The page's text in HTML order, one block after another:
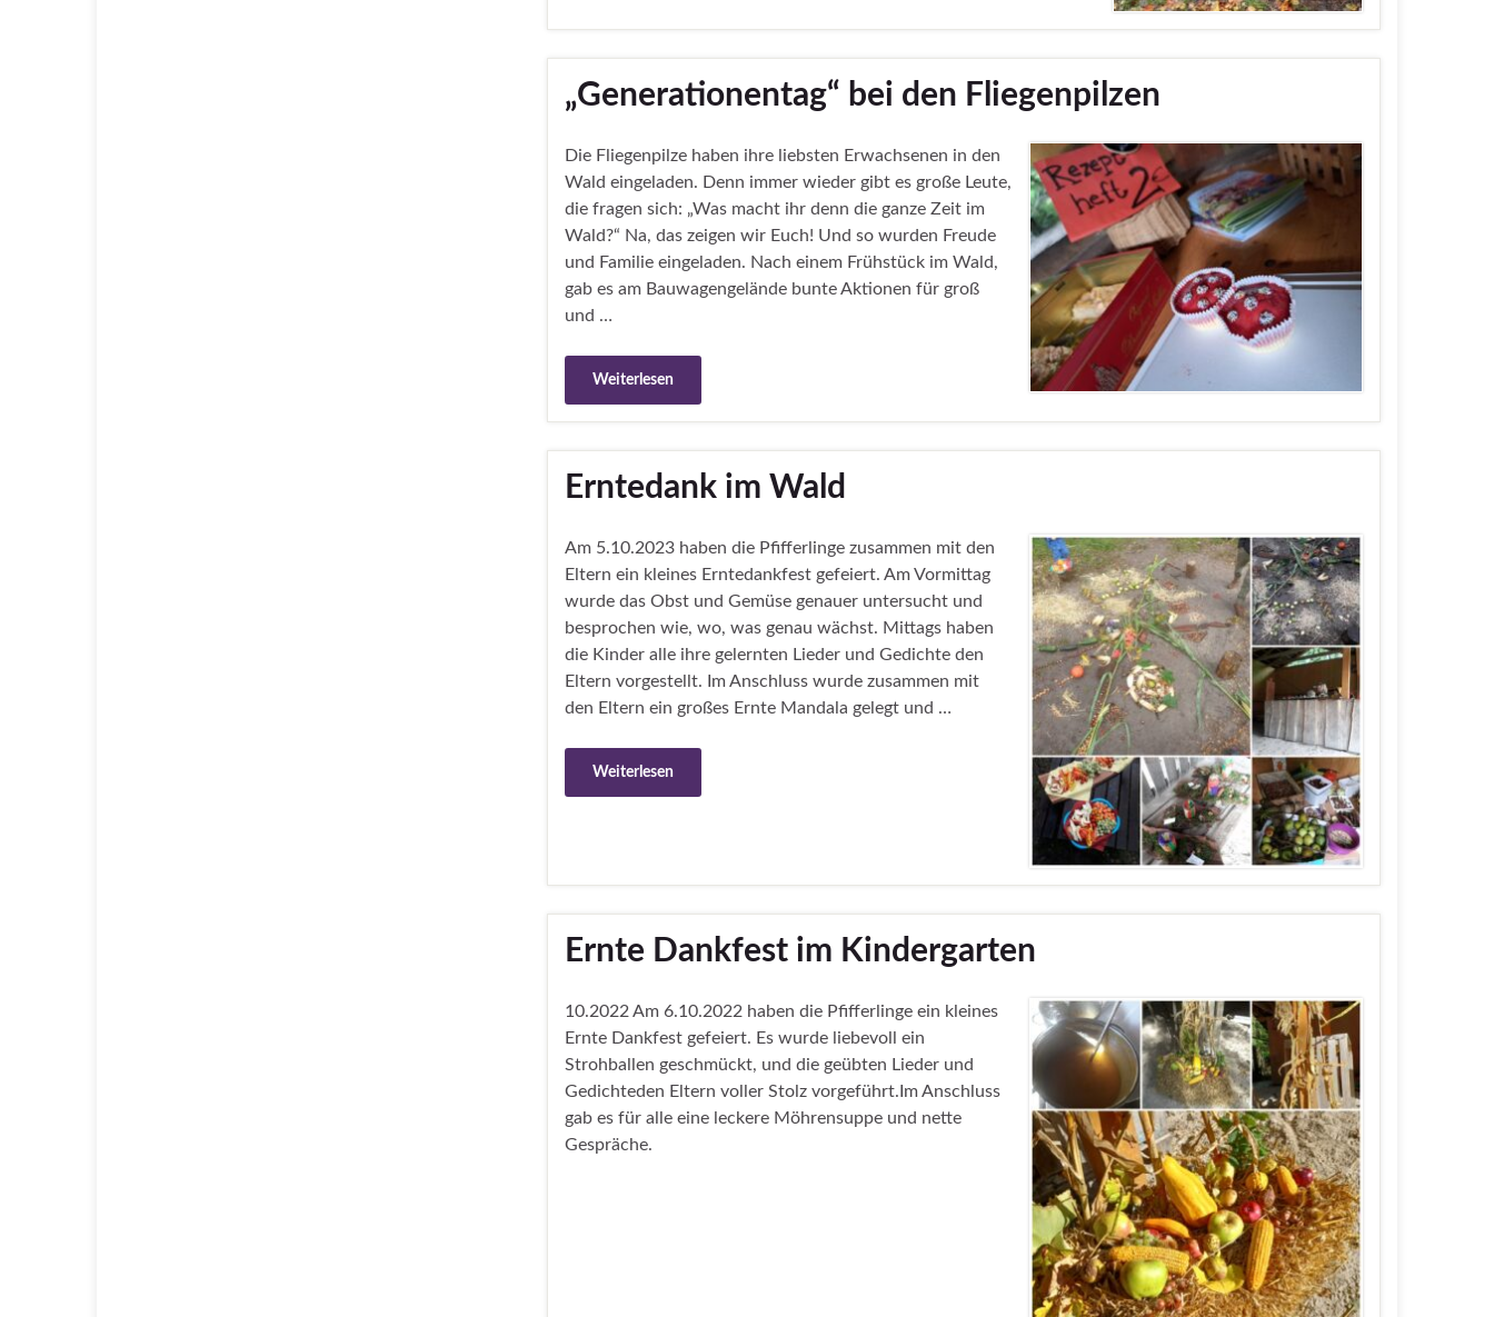
„Generationentag“ bei den Fliegenpilzen
Die Fliegenpilze haben ihre liebsten Erwachsenen in den
Wald eingeladen. Denn immer wieder gibt es große Leute,
die fragen sich: „Was macht ihr denn die ganze Zeit im
Wald?“ Na, das zeigen wir Euch! Und so wurden Freude
und Familie eingeladen. Nach einem Frühstück im Wald,
gab es am Bauwagengelände bunte Aktionen für groß
und …
Weiterlesen
Erntedank im Wald
Am 5.10.2023 haben die Pfifferlinge zusammen mit den
Eltern ein kleines Erntedankfest gefeiert. Am Vormittag
wurde das Obst und Gemüse genauer untersucht und
besprochen wie, wo, was genau wächst. Mittags haben
die Kinder alle ihre gelernten Lieder und Gedichte den
Eltern vorgestellt. Im Anschluss wurde zusammen mit
den Eltern ein großes Ernte Mandala gelegt und …
Weiterlesen
Ernte Dankfest im Kindergarten
10.2022 Am 6.10.2022 haben die Pfifferlinge ein kleines
Ernte Dankfest gefeiert. Es wurde liebevoll ein
Strohballen geschmückt, und die geübten Lieder und
Gedichteden Eltern voller Stolz vorgeführt.Im Anschluss
gab es für alle eine leckere Möhrensuppe und nette
Gespräche.